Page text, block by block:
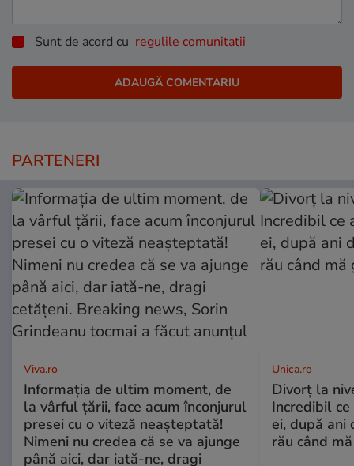
Sunt de acord cu regulile comunitatii
PARTENERI
Viva.ro
Informația de ultim moment, de
la vârful țării, face acum înconjurul
presei cu o viteză neașteptată!
Nimeni nu credea că se va ajunge
până aici, dar iată-ne, dragi
Unica.ro
Divorț la
Incredibil
ei, după ani
rău când